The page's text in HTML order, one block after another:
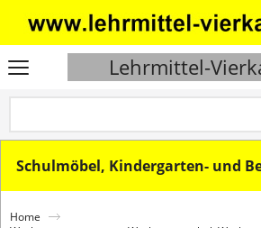
Lehrmittel-
Schulmöbel, Kindergarten- und
Home